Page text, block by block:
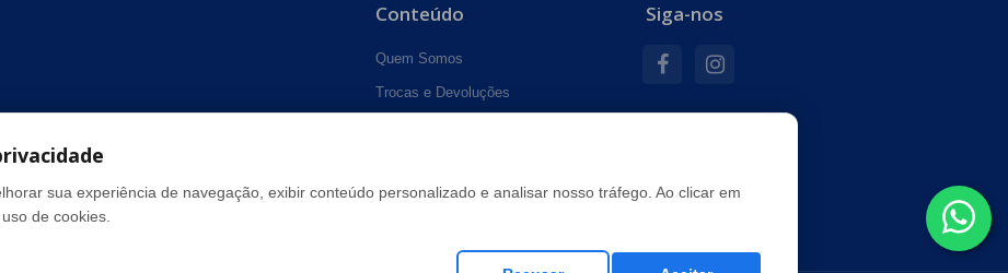
Conteúdo
Quem Somos
Trocas e Devoluções
Como Comprar
Siga-nos
sua experiência de navegação, exibir conteúdo personalizado e analisar nosso tráfego. Ao clicar em
de cookies.